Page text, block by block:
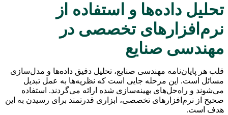
تحلیل داده‌ها و استفاده از
نرم‌افزارهای تخصصی در
مهندسی صنایع
قلب هر پایان‌نامه مهندسی صنایع، تحلیل دقیق داده‌ها و مدل‌سازی
مسائل است. این مرحله جایی است که نظریه‌ها به عمل تبدیل
می‌شوند و راه‌حل‌های بهینه‌سازی شده ارائه می‌گردند. استفاده
صحیح از نرم‌افزارهای تخصصی، ابزاری قدرتمند برای رسیدن به این
هدف است.